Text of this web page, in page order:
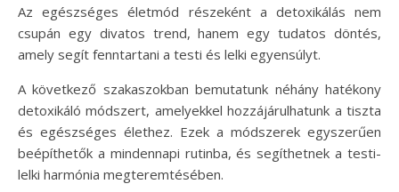
Az egészséges életmód részeként a detoxikálás nem
csupán egy divatos trend, hanem egy tudatos döntés,
amely segít fenntartani a testi és lelki egyensúlyt.
A következő szakaszokban bemutatunk néhány hatékony
detoxikáló módszert, amelyekkel hozzájárulhatunk a tiszta
és egészséges élethez. Ezek a módszerek egyszerűen
beépíthetők a mindennapi rutinba, és segíthetnek a testi-
lelki harmónia megteremtésében.